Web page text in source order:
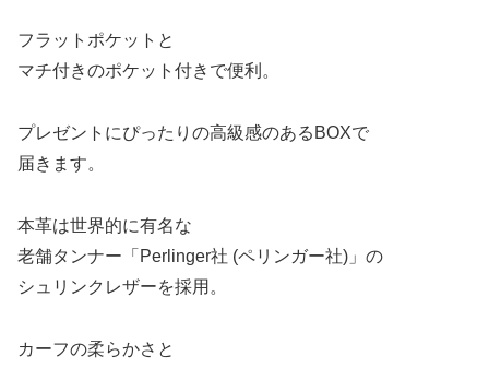
フラットポケットと
マチ付きのポケット付きで便利。
プレゼントにぴったりの高級感のあるBOXで
届きます。
本革は世界的に有名な
老舗タンナー「Perlinger社 (ペリンガー社)」の
シュリンクレザーを採用。
カーフの柔らかさと